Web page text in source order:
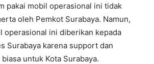
pakai mobil operasional ini tidak
oleh Pemkot Surabaya. Namun,
operasional ini diberikan kepada
Surabaya karena support dan
untuk Kota Surabaya.